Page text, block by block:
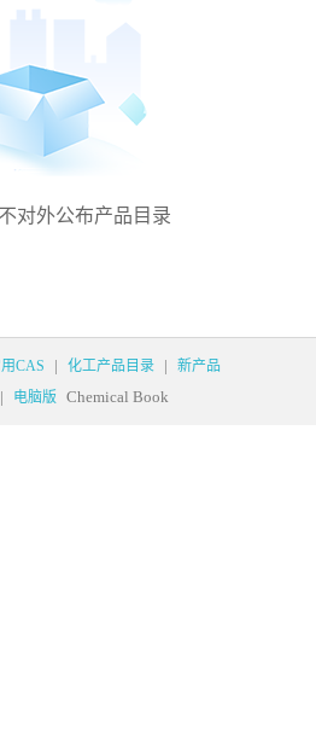
对外公布产品目录
CAS | 化工产品目录 |
新产品
| 电脑版 Chemical Book